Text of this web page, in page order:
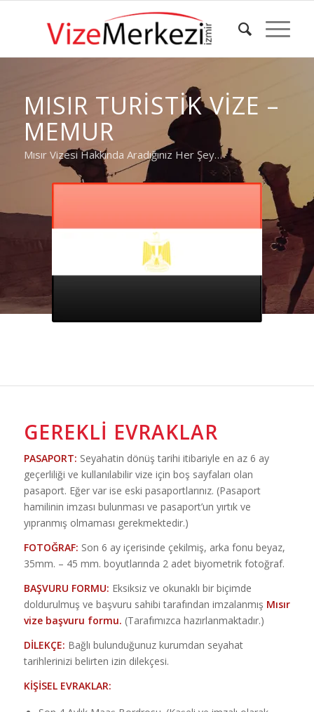
MISIR TURISTIK VIZE –
MEMUR
Mısır Vizesi Hakkında Aradığınız Her Şey…
GEREKLI EVRAKLAR
PASAPORT: Seyahatin dönüş tarihi itibariyle en az 6 ay
geçerliliği ve kullanılabilir vize için boş sayfaları olan
pasaport. Eğer var ise eski pasaportlarınız. (Pasaport
hamilinin imzası bulunması ve pasaport’un yırtık ve
yıpranmış olmaması gerekmektedir.)
FOTOĞRAF: Son 6 ay içerisinde çekilmiş, arka fonu beyaz,
35mm. – 45 mm. boyutlarında 2 adet biyometrik fotoğraf.
BAŞVURU FORMU: Eksiksiz ve okunaklı bir biçimde
doldurulmuş ve başvuru sahibi tarafından imzalanmış Mısır
vize başvuru formu. (Tarafımızca hazırlanmaktadır.)
DİLEKÇE: Bağlı bulunduğunuz kurumdan seyahat
tarihlerinizi belirten izin dilekçesi.
KİŞİSEL EVRAKLAR: